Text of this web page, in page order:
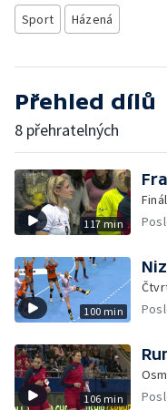
Sport Házená
Přehled dílů
8 přehratelných
117 min
100 min
106 min